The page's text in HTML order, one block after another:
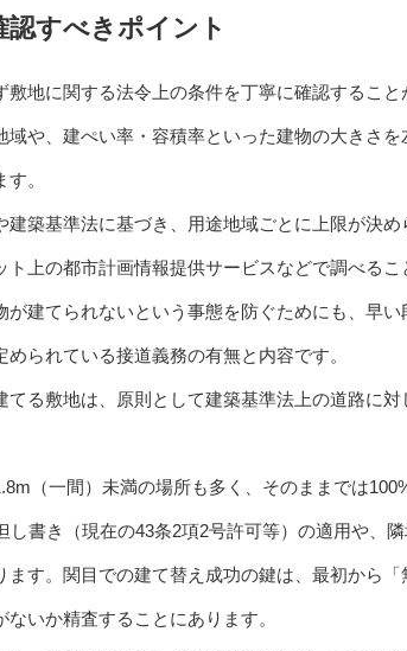
すべきポイント
地に関する法令上の条件を丁寧に確認すること
や、建ぺい率・容積率といった建物の大きさ
。
建築基準法に基づき、用途地域ごとに上限が決
上の都市計画情報提供サービスなどで調べるこ
建てられないという事態を防ぐためにも、早い
られている接道義務の有無と内容です。
る敷地は、原則として建築基準法上の道路に
（一間）未満の場所も多く、そのままでは
し書き（現在の43条2項2号許可等）の適用や、
す。関目での建て替え成功の鍵は、最初から
いか精査することにあります。